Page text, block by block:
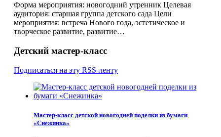
Форма мероприятия: новогодний утренник Целевая
аудитория: старшая группа детского сада Цели
мероприятия: встреча Нового года, эстетическое и
творческое развитие, развитие…
Детский мастер-класс
Подписаться на эту RSS-ленту
Мастер-класс детской новогодней поделки из бумаги
«Снежинка»